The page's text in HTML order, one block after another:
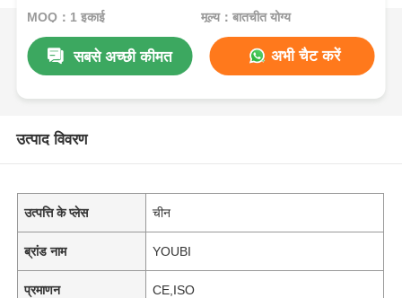
करने योग्य PID नियंत्रण
MOQ：1 इकाई मूल्य：बातचीत योग्य
सबसे अच्छी कीमत अभी चैट करें
उत्पाद विवरण
उत्पत्ति के प्लेस चीन
ब्रांड नाम YOUBI
प्रमाणन CE,ISO